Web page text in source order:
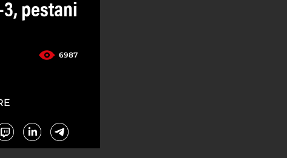
3, pestani
6987